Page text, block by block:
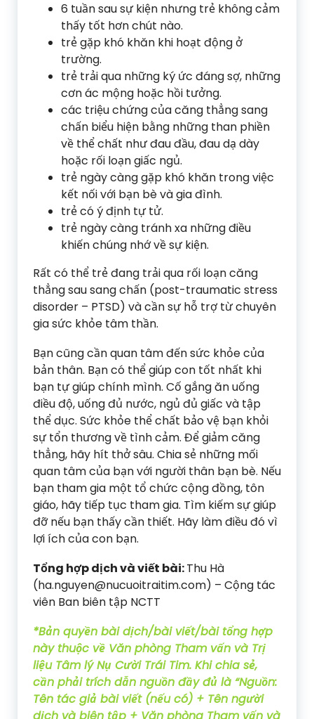
6 tuần sau sự kiện nhưng trẻ không cảm
thấy tốt hơn chút nào.
trẻ gặp khó khăn khi hoạt động ở
trường.
trẻ trải qua những ký ức đáng sợ, những
cơn ác mộng hoặc hồi tưởng.
các triệu chứng của căng thẳng sang
chấn biểu hiện bằng những than phiền
về thể chất như đau đầu, đau dạ dày
hoặc rối loạn giấc ngủ.
trẻ ngày càng gặp khó khăn trong việc
kết nối với bạn bè và gia đình.
trẻ có ý định tự tử.
trẻ ngày càng tránh xa những điều
khiến chúng nhớ về sự kiện.
Rất có thể trẻ đang trải qua rối loạn căng
thẳng sau sang chấn (post-traumatic stress
disorder – PTSD) và cần sự hỗ trợ từ chuyên
gia sức khỏe tâm thần.
Bạn cũng cần quan tâm đến sức khỏe của
bản thân. Bạn có thể giúp con tốt nhất khi
bạn tự giúp chính mình. Cố gắng ăn uống
điều độ, uống đủ nước, ngủ đủ giấc và tập
thể dục. Sức khỏe thể chất bảo vệ bạn khỏi
sự tổn thương về tình cảm. Để giảm căng
thẳng, hãy hít thở sâu. Chia sẻ những mối
quan tâm của bạn với người thân bạn bè. Nếu
bạn tham gia một tổ chức cộng đồng, tôn
giáo, hãy tiếp tục tham gia. Tìm kiếm sự giúp
đỡ nếu bạn thấy cần thiết. Hãy làm điều đó vì
lợi ích của con bạn.
Tổng hợp dịch và viết bài:Thu Hà
(ha.nguyen@nucuoitraitim.com) – Cộng tác
viên Ban biên tập NCTT
*Bản quyền bài dịch/bài viết/bài tổng hợp
này thuộc về Văn phòng Tham vấn và Trị
liệu Tâm lý Nụ Cười Trái Tim. Khi chia sẻ,
cần phải trích dẫn nguồn đầy đủ là “Nguồn:
Tên tác giả bài viết (nếu có) + Tên người